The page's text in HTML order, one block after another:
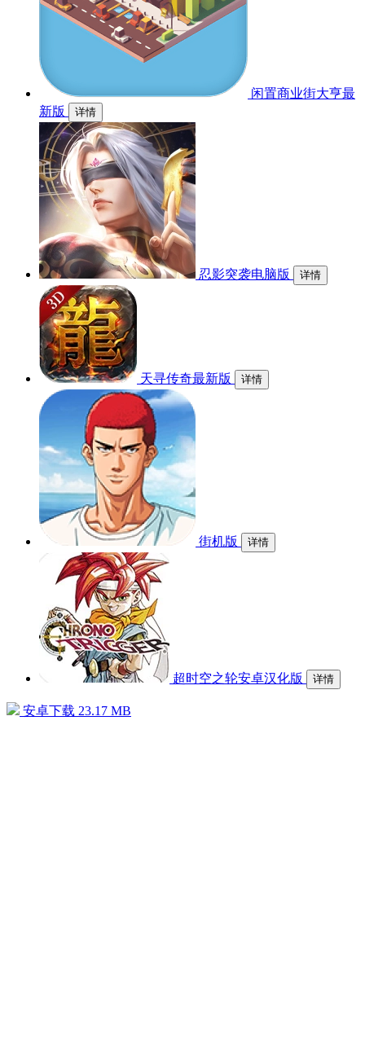
闲置商业街大亨最
新版
详情
忍影突袭电脑版 详情
天寻传奇最新版 详情
街机版 详情
超时空之轮安卓汉化版 详情
安卓下载 23.17 MB